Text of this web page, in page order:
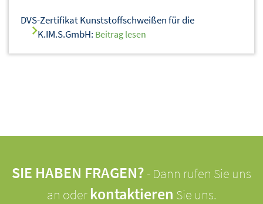
DVS-Zertifikat Kunststoffschweißen für die
K.IM.S.GmbH: Beitrag lesen
SIE HABEN FRAGEN? - Dann rufen Sie uns
an oder kontaktieren Sie uns.